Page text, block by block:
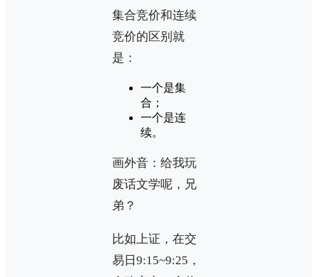
集合竞价和连续
竞价的区别就
是：
一个是集
合；
一个是连
续。
画外音：给我玩
废话文学呢，兄
弟？
比如上证，在交
易日9:15~9:25，